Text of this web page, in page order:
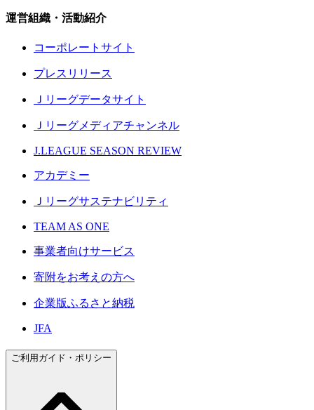
運営組織・活動紹介
コーポレートサイト
プレスリリース
Ｊリーグデータサイト
Ｊリーグメディアチャンネル
J.LEAGUE SEASON REVIEW
アカデミー
Ｊリーグサステナビリティ
TEAM AS ONE
事業者向けサービス
寄附をお考えの方へ
企業版ふるさと納税
JFA
ご利用ガイド・ポリシー